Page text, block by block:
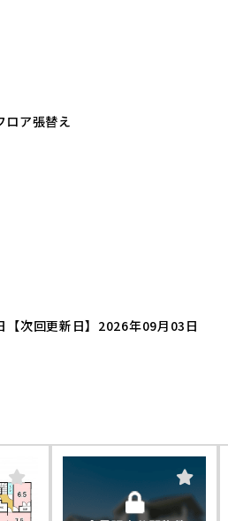
ア張替え
【次回更新日】2026年09月03日